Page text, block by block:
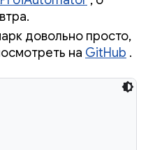
довольно просто,
на GitHub .